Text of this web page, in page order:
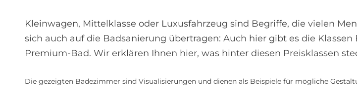
Kleinwagen, Mittelklasse oder Luxusfahrzeug sind Begriffe, die vielen
sich auch auf die Badsanierung übertragen: Auch hier gibt es die
Premium-Bad. Wir erklären Ihnen hier, was hinter diesen Preisklassen
Die gezeigten Badezimmer sind Visualisierungen und dienen als Beispiele für mögliche